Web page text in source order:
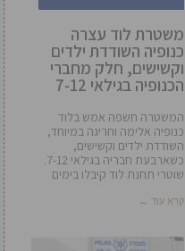
משטרת לוד עצרה
כנופיה השודדת ילדים
וקשישים, חלק מחברי
הכנופיה בגילאי 7-12
המשטרה חשפה אמש בלוד
כנופיה אלימה וחריגה במיוחד,
השודדת ילדים וקשישים,
כשארבעת חבריה בגילאי 7-12.
שוטרי תחנת לוד קיבלו בימים
קרא עוד ←